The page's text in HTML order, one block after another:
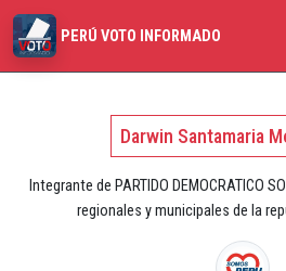
PERÚ VOTO INFORMADO
Darwin Santamaria
Integrante de PARTIDO DEMOCRATICO
regionales y municipales de la